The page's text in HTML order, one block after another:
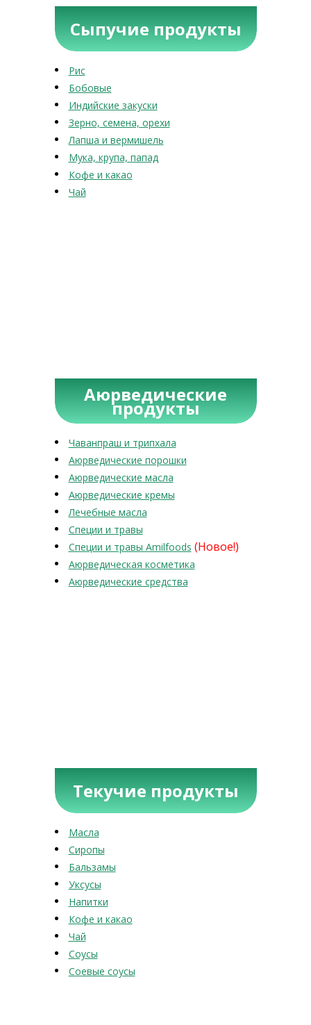
Сыпучие продукты
Рис
Бобовые
Индийские закуски
Зерно, семена, орехи
Лапша и вермишель
Мука, крупа, папад
Кофе и какао
Чай
Аюрведические
продукты
Чаванпраш и трипхала
Аюрведические порошки
Аюрведические масла
Аюрведические кремы
Лечебные масла
Специи и травы
Специи и травы Amilfoods (Новое!)
Аюрведическая косметика
Аюрведические средства
Текучие продукты
Масла
Сиропы
Бальзамы
Уксусы
Напитки
Кофе и какао
Чай
Соусы
Соевые соусы